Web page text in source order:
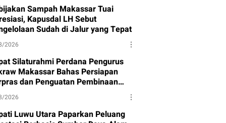
Sampah Makassar Tuai
Kapusdal LH Sebut
Sudah di Jalur yang Tepat
2026
Silaturahmi Perdana Pengurus
Makassar Bahas Persiapan
dan Penguatan Pembinaan
2026
Luwu Utara Paparkan Peluang